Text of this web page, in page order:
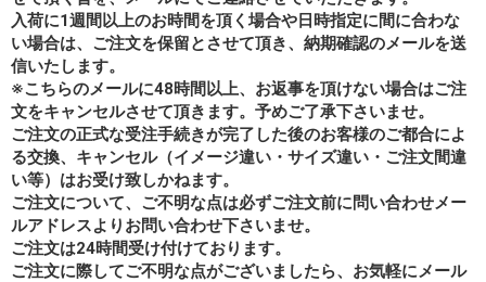
入荷に1週間以上のお時間を頂く場合や日時指定に間に合わな
い場合は、ご注文を保留とさせて頂き、納期確認のメールを送
信いたします。
※こちらのメールに48時間以上、お返事を頂けない場合はご注
文をキャンセルさせて頂きます。予めご了承下さいませ。
ご注文の正式な受注手続きが完了した後のお客様のご都合によ
る交換、キャンセル（イメージ違い・サイズ違い・ご注文間違
い等）はお受け致しかねます。
ご注文について、ご不明な点は必ずご注文前に問い合わせメー
ルアドレスよりお問い合わせ下さいませ。
ご注文は24時間受け付けております。
ご注文に際してご不明な点がございましたら、お気軽にメール